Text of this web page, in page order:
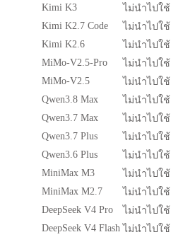
Kimi K3
ไม่นำไปใช้
Kimi K2.7 Code
ไม่นำไปใช้
Kimi K2.6
ไม่นำไปใช้
MiMo-V2.5-Pro
ไม่นำไปใช้
MiMo-V2.5
ไม่นำไปใช้
Qwen3.8 Max
ไม่นำไปใช้
Qwen3.7 Max
ไม่นำไปใช้
Qwen3.7 Plus
ไม่นำไปใช้
Qwen3.6 Plus
ไม่นำไปใช้
MiniMax M3
ไม่นำไปใช้
MiniMax M2.7
ไม่นำไปใช้
DeepSeek V4 Pro
ไม่นำไปใช้
DeepSeek V4 Flash ไม่นำไปใช้